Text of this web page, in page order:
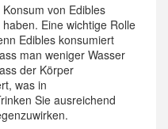
von Edibles
Eine wichtige Rolle
Edibles konsumiert
man weniger Wasser
der Körper
was in
Sie ausreichend